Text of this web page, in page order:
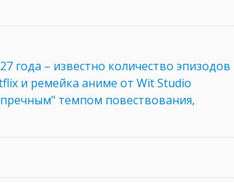
года – известно количество эпизодов
и ремейка аниме от Wit Studio
темпом повествования,